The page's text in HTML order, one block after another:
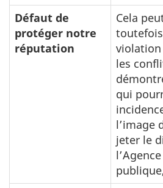
Défaut de
protéger notre
réputation
Cela
violation
les
qui
l’image
jeter le